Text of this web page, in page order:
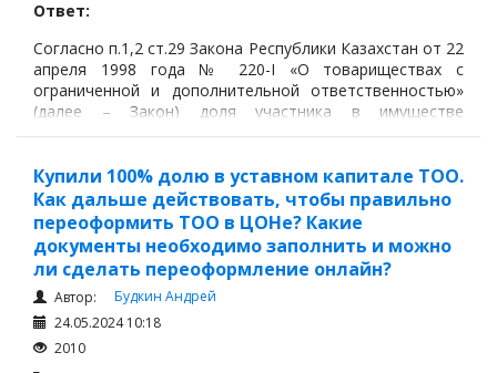
Ответ:
Согласно п.1,2 ст.29 Закона Республики Казахстан от 22
апреля 1998 года № 220-I «О товариществах с
ограниченной и дополнительной ответственностью»
(далее – Закон) доля участника в имуществе
товарищества с ограниченной ответственностью
оплаты вклада лишь в той части, в которой вклад уже
оплачен.
Купили 100% долю в уставном капитале ТОО.
Как дальше действовать, чтобы правильно
переоформить ТОО в ЦОНе? Какие
документы необходимо заполнить и можно
ли сделать переоформление онлайн?
Автор:
Будкин Андрей
24.05.2024 10:18
2010